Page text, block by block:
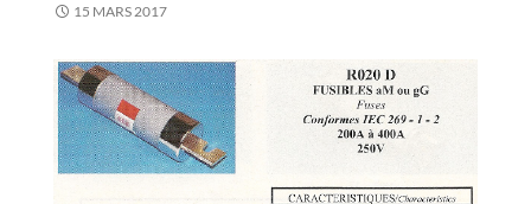
15 MARS 2017